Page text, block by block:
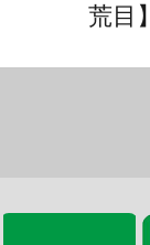
荒目】